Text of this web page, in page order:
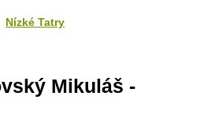
Nízké Tatry
Mikuláš -